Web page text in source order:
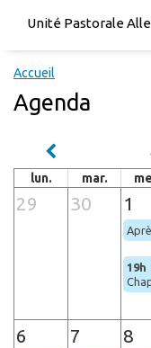
Unité Pastorale
Accueil
Agenda
lun. mar.
29 30 1
19h
6 7 8